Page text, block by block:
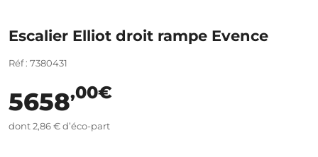
Escalier Elliot droit rampe Evence
Réf : 7380431
5658,00€
dont 2,86 € d’éco-part